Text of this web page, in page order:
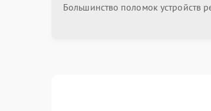
Большинство поломок устройств